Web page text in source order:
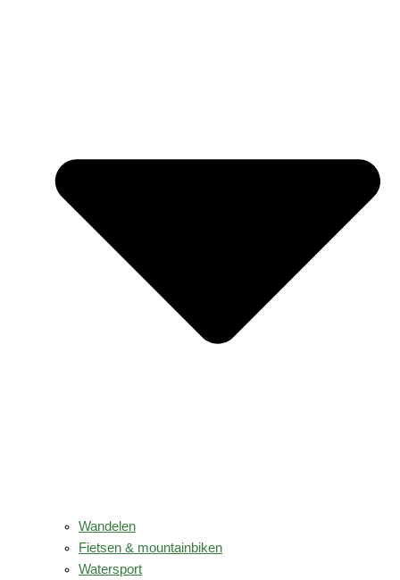
Wandelen
Fietsen & mountainbiken
Watersport